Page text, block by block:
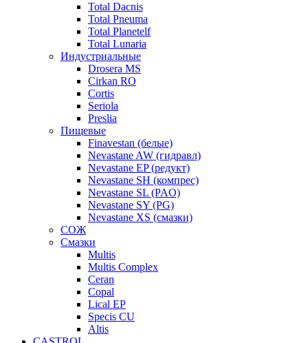
Total Dacnis
Total Pneuma
Total Planetelf
Total Lunaria
Индустриальные
Drosera MS
Cirkan RO
Cortis
Seriola
Preslia
Пищевые
Finavestan (белые)
Nevastane AW (гидравл)
Nevastane EP (редукт)
Nevastane SH (компрес)
Nevastane SL (PAO)
Nevastane SY (PG)
Nevastane XS (смазки)
СОЖ
Смазки
Multis
Multis Complex
Ceran
Copal
Lical EP
Specis CU
Altis